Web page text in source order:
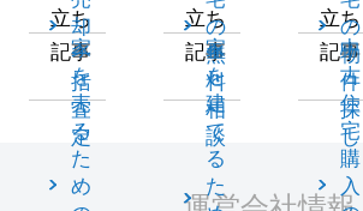
却
一
括
査
定
立ち
記事
家
を
売
る
た
め
の
無
料
相
談
立ち
記事
家
を
建
て
る
た
の
物
件
探
し
立ち
記事
中
古
住
宅
購
入